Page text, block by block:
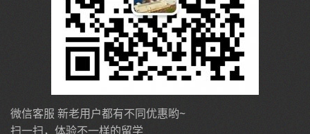
微信客服 新老用户都有不同优惠哟~
扫一扫，体验不一样的留学